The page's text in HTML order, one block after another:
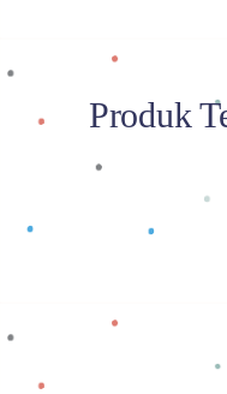
Produk